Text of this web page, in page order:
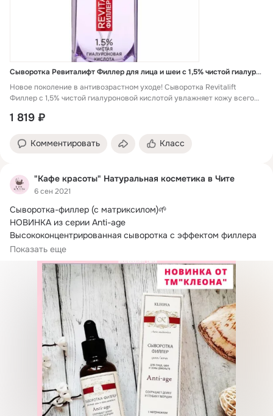
Сыворотка Ревиталифт Филлер для лица и шеи с 1,5% чистой гиалуроновой кислотой
Новое поколение в антивозрастном уходе! Сыворотка Revitalift
Филлер с 1,5% чистой гиалуроновой кислотой увлажняет кожу всего
1 819 ₽
Комментировать Класс
"Кафе красоты" Натуральная косметика в Чите
6 сен 2021
Сыворотка-филлер (с матриксилом)🌱
НОВИНКА из серии Anti-age
Высококонцентрированная сыворотка с эффектом филлера
для поддерживающего,...
Показать еще